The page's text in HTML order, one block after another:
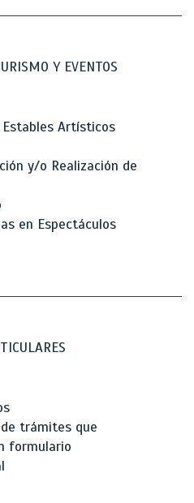
Y EVENTOS
Artísticos
y/o Realización de
en Espectáculos
trámites que
formulario